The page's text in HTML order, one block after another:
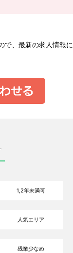
で、最新の求人情報に
1,2年未満可
人気エリア
残業少なめ